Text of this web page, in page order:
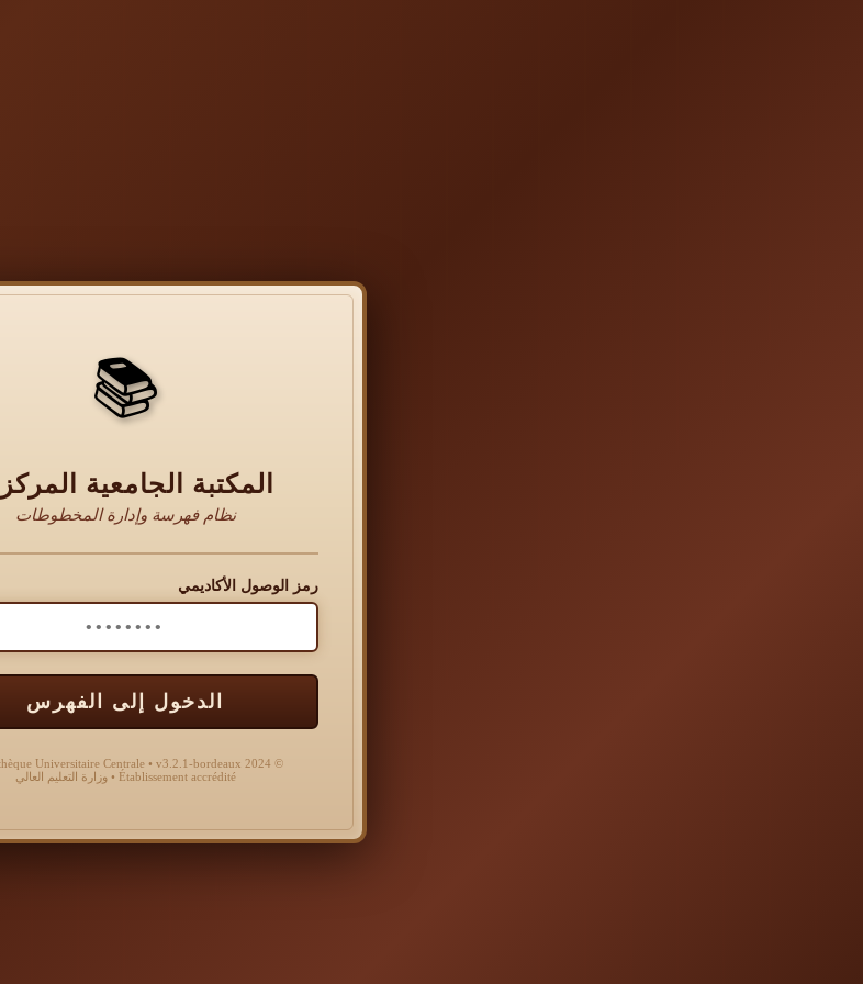
📚
المكتبة الجامعية
نظام فهرسة وإدارة المخطوطات
رمز الوصول الأكاديمي
الدخول إلى الفهرس
© 2024 Bibliothèque Universitaire Centrale • v3.2.1-bordeaux
Établissement accrédité • وزارة التعليم العالي